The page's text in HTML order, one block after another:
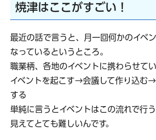
焼津はここがすごい！
最近の話で言うと、月一回何かのイベ
なっているというところ。
職業柄、各地のイベントに携わらせてい
イベントを起こす→会議して作り込む
する
単純に言うとイベントはこの流れで行
見えてとても難しいんです。